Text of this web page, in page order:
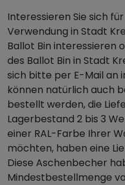
Interessieren Sie sich
Verwendung in Stadt
Ballot Bin interessieren
des Ballot Bin in Stadt
sich bitte per E-Mail an
können natürlich auch
bestellt werden, die
Lagerbestand 2 bis 3
einer RAL-Farbe Ihrer
möchten, haben eine
Diese Aschenbecher
Mindestbestellmenge